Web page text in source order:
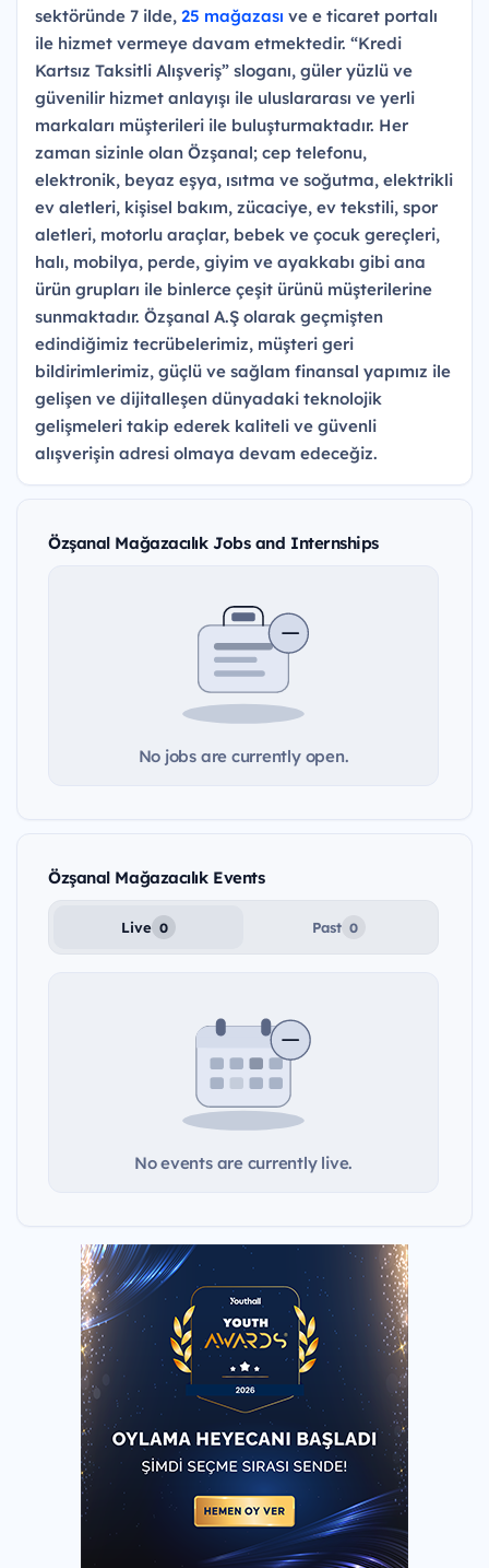
sektöründe 7 ilde, 25 mağazası ve e ticaret portalı
ile hizmet vermeye davam etmektedir. “Kredi
Kartsız Taksitli Alışveriş” sloganı, güler yüzlü ve
güvenilir hizmet anlayışı ile uluslararası ve yerli
markaları müşterileri ile buluşturmaktadır. Her
zaman sizinle olan Özşanal; cep telefonu,
elektronik, beyaz eşya, ısıtma ve soğutma, elektrikli
ev aletleri, kişisel bakım, zücaciye, ev tekstili, spor
aletleri, motorlu araçlar, bebek ve çocuk gereçleri,
halı, mobilya, perde, giyim ve ayakkabı gibi ana
ürün grupları ile binlerce çeşit ürünü müşterilerine
sunmaktadır. Özşanal A.Ş olarak geçmişten
edindiğimiz tecrübelerimiz, müşteri geri
bildirimlerimiz, güçlü ve sağlam finansal yapımız ile
gelişen ve dijitalleşen dünyadaki teknolojik
gelişmeleri takip ederek kaliteli ve güvenli
alışverişin adresi olmaya devam edeceğiz.
Özşanal Mağazacılık Jobs and Internships
No jobs are currently open.
Özşanal Mağazacılık Events
Live 0 Past 0
No events are currently live.